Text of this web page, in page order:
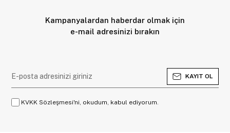
Kampanyalardan haberdar olmak için
e-mail adresinizi bırakın
KAYIT OL
KVKK Sözleşmesi'ni, okudum, kabul ediyorum.